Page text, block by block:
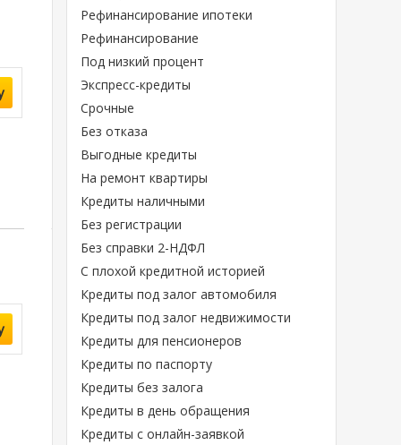
Рефинансирование ипотеки
Рефинансирование
Под низкий процент
Экспресс-кредиты
Срочные
Без отказа
Выгодные кредиты
На ремонт квартиры
Кредиты наличными
Без регистрации
Без справки 2-НДФЛ
С плохой кредитной историей
Кредиты под залог автомобиля
Кредиты под залог недвижимости
Кредиты для пенсионеров
Кредиты по паспорту
Кредиты без залога
Кредиты в день обращения
Кредиты с онлайн-заявкой